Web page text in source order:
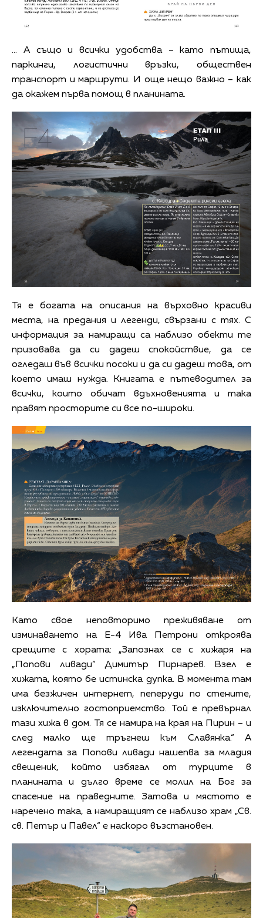
... А също и всички удобства – като пътища,
паркинги, логистични връзки, обществен
транспорт и маршрути. И още нещо важно – как
да окажем първа помощ в планината.
Тя е богата на описания на върховно красиви
места, на предания и легенди, свързани с тях. С
информация за намиращи са наблизо обекти те
призовава да си дадеш спокойствие, да се
огледаш във всички посоки и да си дадеш това, от
което имаш нужда. Книгата е пътеводител за
всички, които обичат вдъхновенията и така
правят просторите си все по-широки.
Като свое неповторимо преживяване от
изминаването на Е-4 Ива Петрони откроява
срещите с хората: „Запознах се с хижаря на
„Попови ливади“ Димитър Пирнарев. Взел е
хижата, която бе истинска дупка. В момента там
има безжичен интернет, пеперуди по стените,
изключително гостоприемство. Той е превърнал
тази хижа в дом. Тя се намира на края на Пирин – и
след малко ще тръгнеш към Славянка.“ А
легендата за Попови ливади нашепва за младия
свещеник, който избягал от турците в
планината и дълго време се молил на Бог за
спасение на праведните. Затова и мястото е
наречено така, а намиращият се наблизо храм „Св.
св. Петър и Павел“ е наскоро възстановен.